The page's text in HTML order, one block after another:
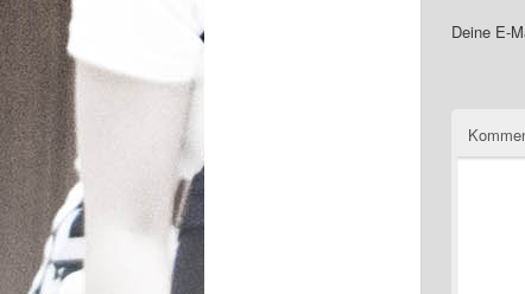
Deine E-